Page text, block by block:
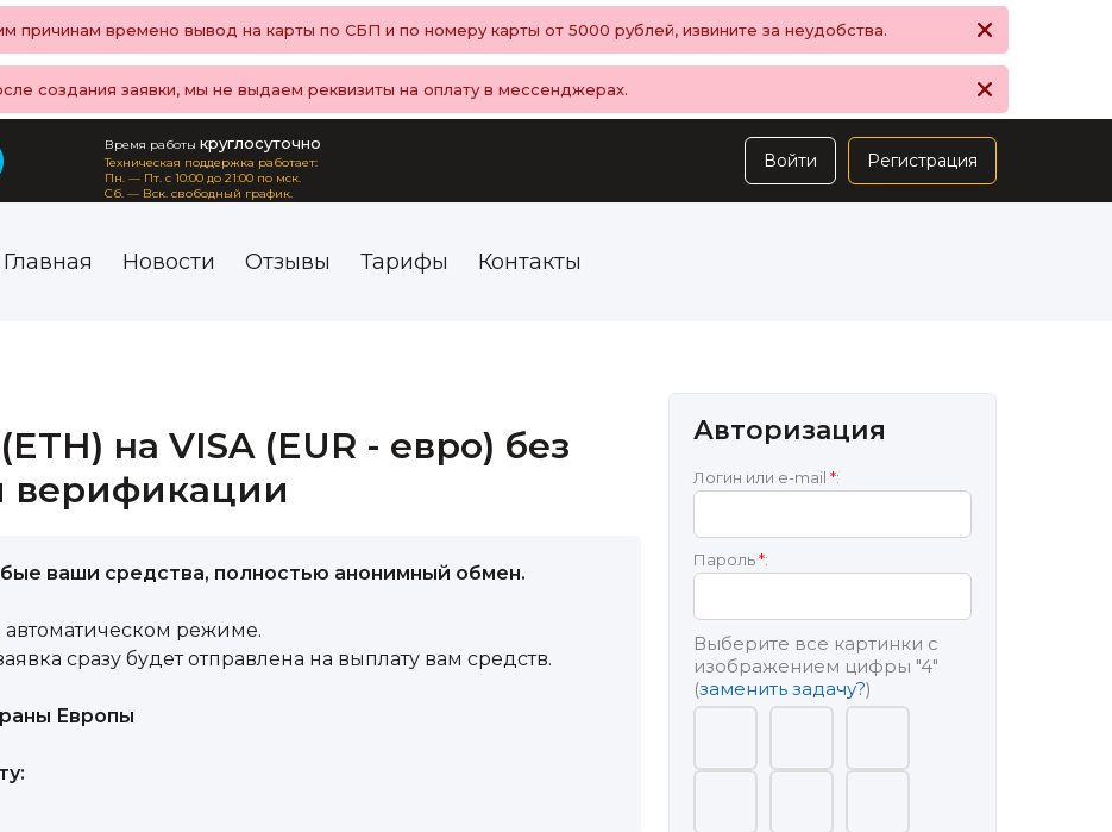
причинам времено вывод на карты по СБП и по номеру карты от 5000 рублей, извините за неудобства.
создания заявки, мы не выдаем реквизиты на оплату в мессенджерах.
Время работы круглосуточно
Техническая поддержка работает:
Пн. — Пт. с 10:00 до 21:00 по мск.
Сб. — Вск. свободный график.
Регистрация
Войти
Главная Новости Отзывы Тарифы Контакты
на VISA (EUR - евро) без
верификации
ваши средства, полностью анонимный обмен.
режиме.
сразу будет отправлена на выплату вам средств.
Европы
Авторизация
Логин или e-mail *:
Пароль*:
Выберите все картинки с
изображением цифры "4"
(заменить задачу?)